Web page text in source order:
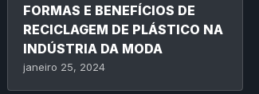
FORMAS E BENEFÍCIOS DE
RECICLAGEM DE PLÁSTICO NA
INDÚSTRIA DA MODA
janeiro 25, 2024